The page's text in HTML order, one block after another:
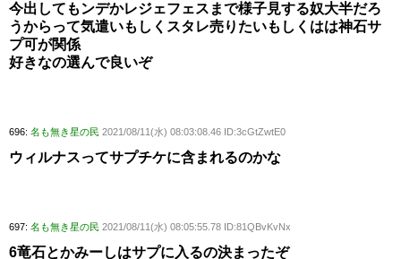
今出してもンデかレジェフェスまで様子見する奴大半だろ
うからって気遣いもしくスタレ売りたいもしくはは神石サ
プ可が関係
好きなの選んで良いぞ
696: 名も無き星の民 2021/08/11(水) 08:03:08.46 ID:3cGtZwtE0
ウィルナスってサプチケに含まれるのかな
697: 名も無き星の民 2021/08/11(水) 08:05:55.78 ID:81QBvKvNx
6竜石とかみーしはサプに入るの決まったぞ